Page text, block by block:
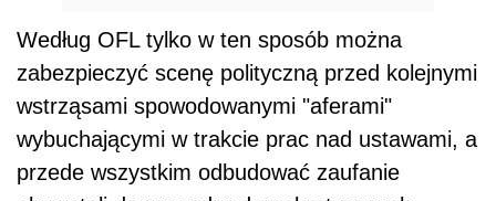
Według OFL tylko w ten sposób można
zabezpieczyć scenę polityczną przed kolejnymi
wstrząsami spowodowanymi "aferami"
wybuchającymi w trakcie prac nad ustawami, a
przede wszystkim odbudować zaufanie